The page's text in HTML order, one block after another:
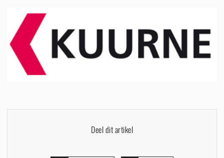
Deel dit artikel